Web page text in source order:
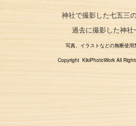
神社で撮影した七五三
過去に撮影した神社
写真、イラストなどの無断使用
Copyright KikiPhotoWork All